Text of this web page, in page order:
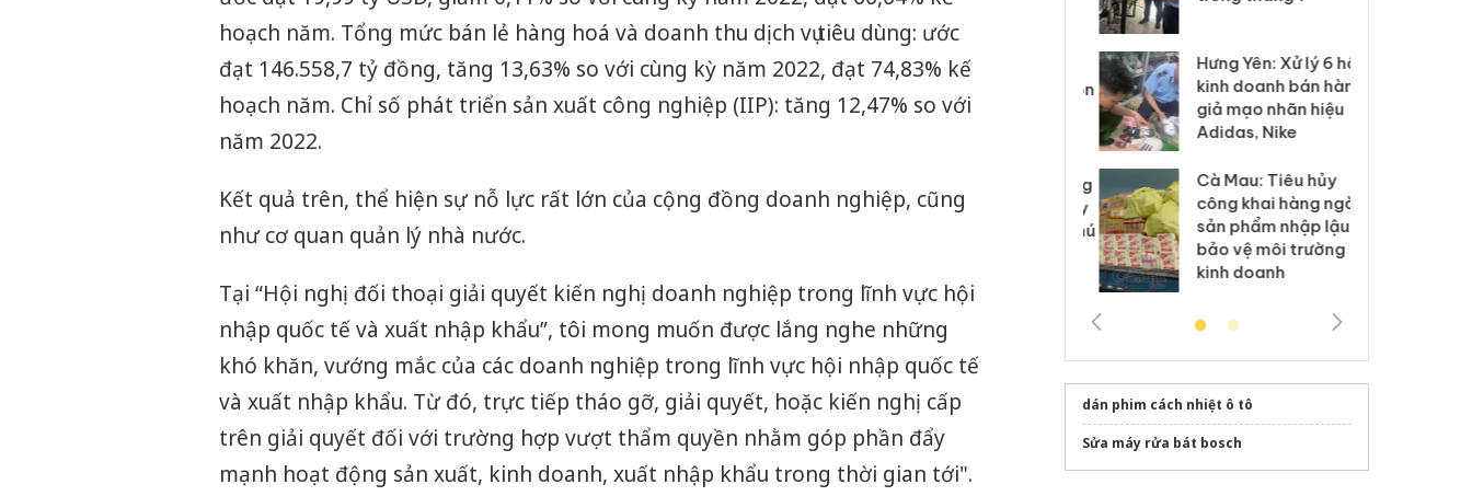
hoạch năm. Tổng mức bán lẻ hàng hoá và doanh thu dịch vụ tiêu dùng: ước
đạt 146.558,7 tỷ đồng, tăng 13,63% so với cùng kỳ năm 2022, đạt 74,83% kế
hoạch năm. Chỉ số phát triển sản xuất công nghiệp (IIP): tăng 12,47% so với
năm 2022.
Kết quả trên, thể hiện sự nỗ lực rất lớn của cộng đồng doanh nghiệp, cũng
như cơ quan quản lý nhà nước.
Tại “Hội nghị đối thoại giải quyết kiến nghị doanh nghiệp trong lĩnh vực hội
nhập quốc tế và xuất nhập khẩu”, tôi mong muốn được lắng nghe những
khó khăn, vướng mắc của các doanh nghiệp trong lĩnh vực hội nhập quốc tế
và xuất nhập khẩu. Từ đó, trực tiếp tháo gỡ, giải quyết, hoặc kiến nghị cấp
trên giải quyết đối với trường hợp vượt thẩm quyền nhằm góp phần đẩy
mạnh hoạt động sản xuất, kinh doanh, xuất nhập khẩu trong thời gian tới".
Thanh Hóa: Tìm bị
bán bình sữa
chủ mưu đường dây
Hưng Yên: Xử lý 6 hộ
kinh doanh bán hàng
giả mạo nhãn hiệu
Adidas, Nike
Cà Mau: Tiêu hủy
công khai hàng ngàn
sản phẩm nhập lậu,
bảo vệ môi trường
kinh doanh
dán phim cách nhiệt ô tô
Sửa máy rửa bát bosch